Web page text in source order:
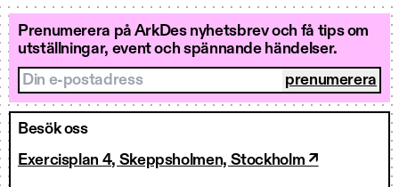
Prenumerera på ArkDes nyhetsbrev och få tips om
utställningar, event och spännande händelser.
Din e-postadress
Besök oss
Exercisplan 4, Skeppsholmen, Stockholm ↗